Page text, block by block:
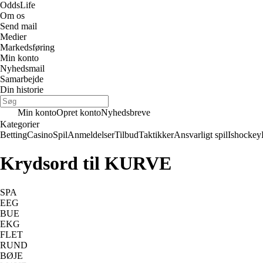
OddsLife
Om os
Send mail
Medier
Markedsføring
Min konto
Nyhedsmail
Samarbejde
Din historie
Min kontoOpret kontoNyhedsbreve
Kategorier
BettingCasinoSpilAnmeldelserTilbudTaktikkerAnsvarligt spilIshockey
Krydsord til KURVE
SPA
EEG
BUE
EKG
FLET
RUND
BØJE